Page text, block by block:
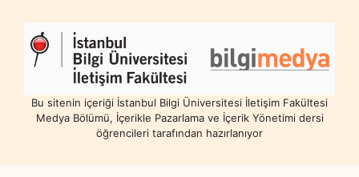
Bu sitenin içeriği İstanbul Bilgi Üniversitesi İletişim Fakültesi
Medya Bölümü, İçerikle Pazarlama ve İçerik Yönetimi dersi
öğrencileri tarafından hazırlanıyor